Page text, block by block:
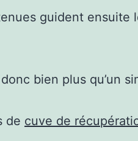
guident ensuite
bien plus qu’un
de cuve de